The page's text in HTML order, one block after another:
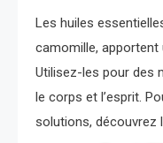
Les huiles
camomille, apportent
Utilisez-les pour des
le corps et l’esprit.
solutions, découvrez